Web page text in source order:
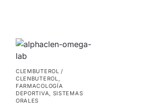
CLEMBUTEROL /
CLENBUTEROL
FARMACOLOGÍA
DEPORTIVA
SISTEMAS
ORALES